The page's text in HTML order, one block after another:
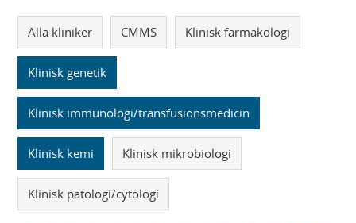
Alla kliniker CMMS Klinisk farmakologi
Klinisk genetik
Klinisk immunologi/transfusionsmedicin
Klinisk kemi Klinisk mikrobiologi
Klinisk patologi/cytologi